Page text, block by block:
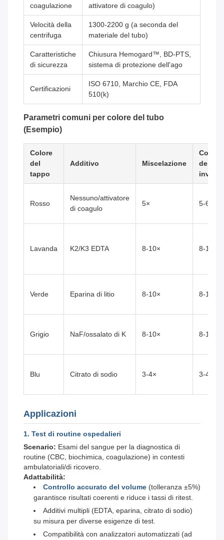
coagulazione attivatore di coagulo)
Velocità della
centrifuga
1300-2200 g (a seconda del
materiale del tubo)
Caratteristiche
di sicurezza
Chiusura Hemogard™, BD-PTS,
sistema di protezione dell'ago
Certificazioni
ISO 6710, Marchio CE, FDA
510(k)
Parametri comuni per colore del tubo
(Esempio)
Colore
del
tappo
Additivo Miscelazione
delle
Rosso
Nessuno/attivatore
di coagulo
5× 5-6
Lavanda K2/K3 EDTA 8-10× 8-10
Verde Eparina di litio 8-10× 8-10
Grigio NaF/ossalato di K 8-10× 8-10
Blu Citrato di sodio 3-4× 3-4
Applicazioni
1. Test di routine ospedalieri
Scenario: Esami del sangue per la diagnostica di
routine (CBC, biochimica, coagulazione) in contesti
ambulatoriali/di ricovero.
Adattabilità:
Controllo accurato del volume (tolleranza ±5%)
garantisce risultati coerenti e riduce i tassi di ritest.
Additivi multipli (EDTA, eparina, citrato di sodio)
su misura per diverse esigenze di test.
Compatibilità con analizzatori automatizzati (ad